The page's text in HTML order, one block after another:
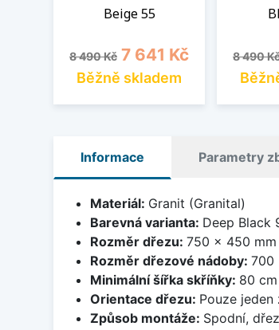
Beige 55
Běžná cena
8 490 Kč Cena
7 641 Kč
Běžně skladem
Běžná
8 490
Informace Parametry
Materiál: Granit (Granital)
Barevná varianta: Deep Black
Rozměr dřezu: 750 x 450 mm
Rozměr dřezové nádoby: 700
Minimální šířka skříňky: 80 cm
Orientace dřezu: Pouze
Způsob montáže: Spodní,